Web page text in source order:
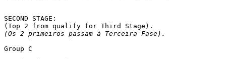
SECOND STAGE:
(Os 2 primeiros passam à Terceira Fase).
Group C